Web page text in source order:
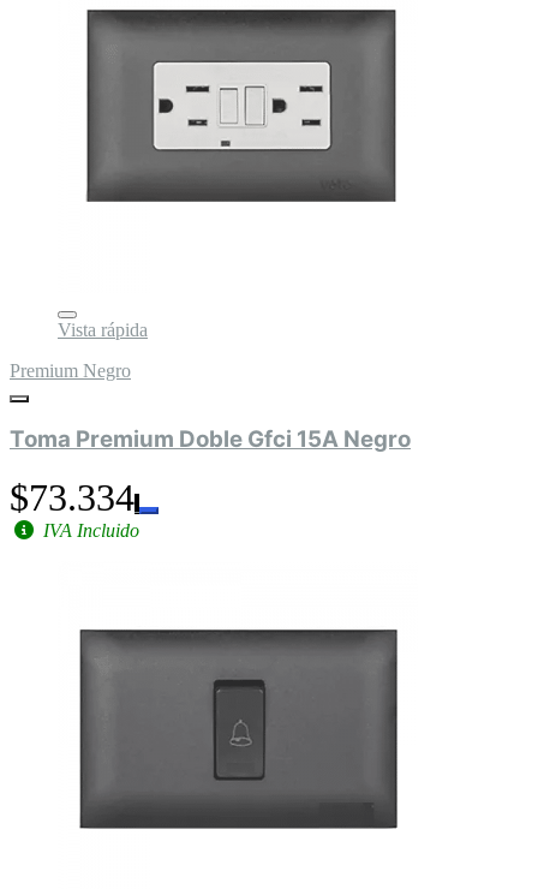
Vista rápida
Premium Negro
Toma Premium Doble Gfci 15A Negro
$73.334
IVA Incluido